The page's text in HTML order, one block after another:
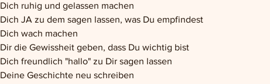
Dich ruhig und gelassen machen
Dich JA zu dem sagen lassen, was Du empfindest
Dich wach machen
Dir die Gewissheit geben, dass Du wichtig bist
Dich freundlich "hallo" zu Dir sagen lassen
Deine Geschichte neu schreiben